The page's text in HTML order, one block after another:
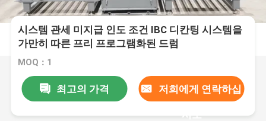
시스템 관세 미지급 인도 조건 IBC 디칸팅 시스템을
가만히 따른 프리 프로그램화된 드럼
MOQ：1
최고의 가격 저희에게 연락하십
시오